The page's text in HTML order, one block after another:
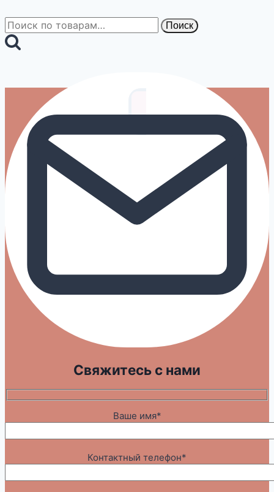
Искать: Поиск
Свяжитесь с нами
Ваше имя*
Контактный телефон*